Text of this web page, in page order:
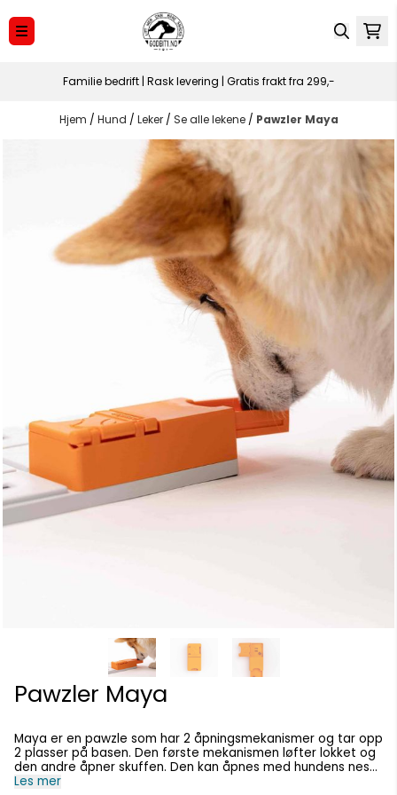
Hopp til innhold
Familie bedrift | Rask levering | Gratis frakt fra 299,-
Hjem / Hund / Leker / Se alle lekene / Pawzler Maya
Pawzler Maya
Maya er en pawzle som har 2 åpningsmekanismer og tar opp
2 plasser på basen. Den første mekanismen løfter lokket og
den andre åpner skuffen. Den kan åpnes med hundens nese,
tunge eller pote. Maya kan lett feste på ett av de beste
Les mer